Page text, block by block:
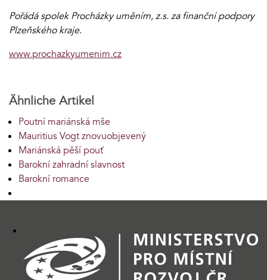
Pořádá spolek Procházky uměním, z.s. za finanční podpory
Plzeňského kraje.
www.prochazkyumenim.cz
Ähnliche Artikel
Poutní mariánská mše
Mauritius Vogt znovuobjevený
Mariánská pěší pouť
Barokní zahradní slavnost
Barokní romance